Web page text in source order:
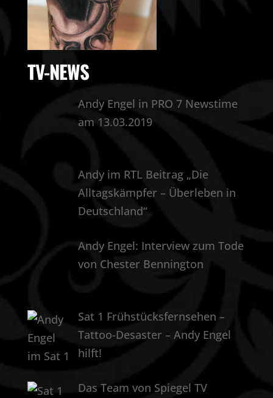
TV-NEWS
Andy Engel in PRO 7 Newstime
am 13.03.2019
Andy im RTL Beitrag „Die
Alltagskämpfer – Überleben in
Deutschland“
Andy Engel: Interview zum Tode
von Chester Bennington
Sat 1 Frühstücksfernsehen –
Tattoo-Desaster – Andy Engel
hilft!
Das Team von Spiegel TV